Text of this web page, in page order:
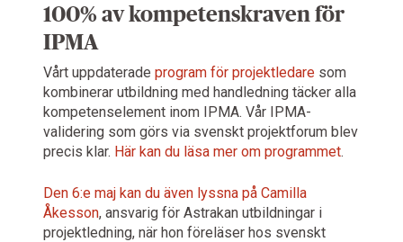
100% av kompetenskraven för
IPMA
Vårt uppdaterade program för projektledare som
kombinerar utbildning med handledning täcker alla
kompetenselement inom IPMA. Vår IPMA-
validering som görs via svenskt projektforum blev
precis klar. Här kan du läsa mer om programmet.
Den 6:e maj kan du även lyssna på Camilla
Åkesson, ansvarig för Astrakan utbildningar i
projektledning, när hon föreläser hos svenskt